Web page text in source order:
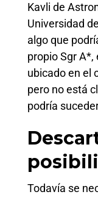
Kavli de
Universidad
algo que
propio Sgr
ubicado en el
pero no está
podría
Todavía se